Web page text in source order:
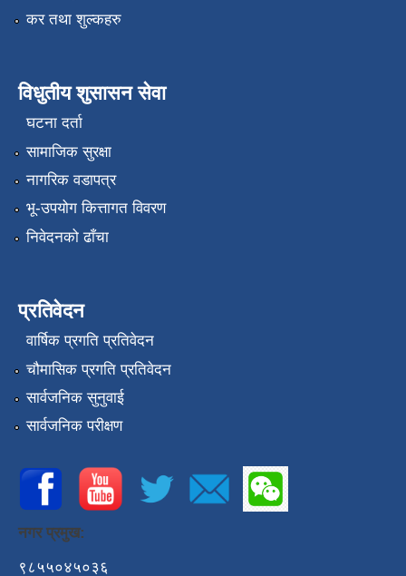
कर तथा शुल्कहरु
विधुतीय शुसासन सेवा
घटना दर्ता
सामाजिक सुरक्षा
नागरिक वडापत्र
भू-उपयोग कित्तागत विवरण
निवेदनको ढाँचा
प्रतिवेदन
वार्षिक प्रगति प्रतिवेदन
चौमासिक प्रगति प्रतिवेदन
सार्वजनिक सुनुवाई
सार्वजनिक परीक्षण
नगर प्रमुख:
९८५५०४५०३६